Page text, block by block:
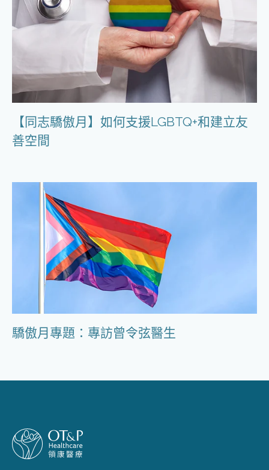
【同志驕傲月】如何支援LGBTQ+和建立友
善空間
驕傲月專題：專訪曾令弦醫生